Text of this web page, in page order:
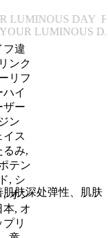
LUMINOUS DAY
LUMINOUS DAY
肌肤深处弹性、肌肤